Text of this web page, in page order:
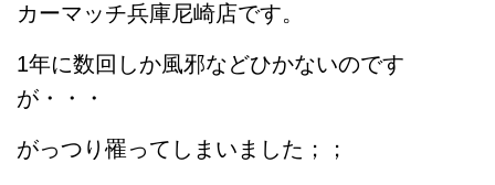
カーマッチ兵庫尼崎店です。
1年に数回しか風邪などひかないのです
が・・・
がっつり罹ってしまいました；；